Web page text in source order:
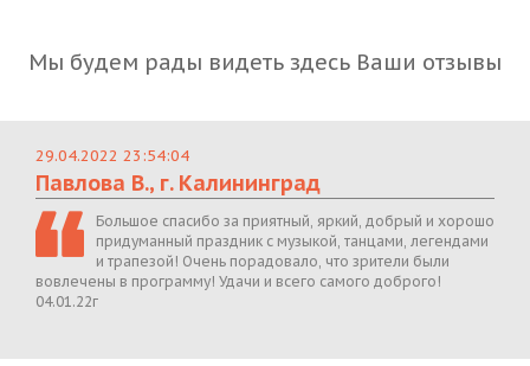
Мы будем рады видеть здесь Ваши отзывы
29.04.2022 23:54:04
Павлова В., г. Калининград
Большое спасибо за приятный, яркий, добрый и хорошо
придуманный праздник с музыкой, танцами, легендами
и трапезой! Очень порадовало, что зрители были
вовлечены в программу! Удачи и всего самого доброго!
04.01.22г